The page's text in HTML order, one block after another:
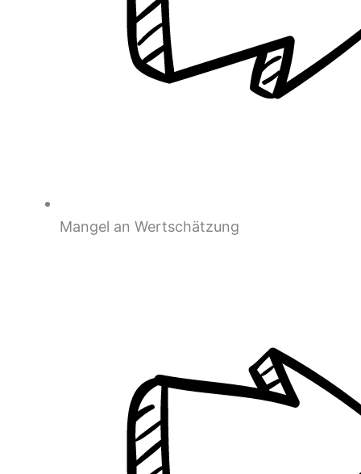
Mangel an Wertschätzung